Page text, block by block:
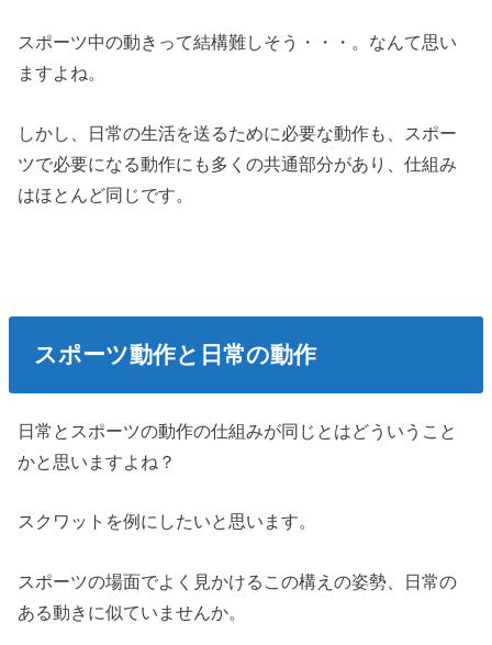
スポーツ中の動きって結構難しそう・・・。なんて思い
ますよね。
しかし、日常の生活を送るために必要な動作も、スポー
ツで必要になる動作にも多くの共通部分があり、仕組み
はほとんど同じです。
スポーツ動作と日常の動作
日常とスポーツの動作の仕組みが同じとはどういうこと
かと思いますよね？
スクワットを例にしたいと思います。
スポーツの場面でよく見かけるこの構えの姿勢、日常の
ある動きに似ていませんか。